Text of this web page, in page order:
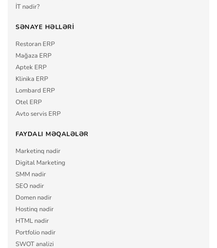
İT nədir?
SƏNAYE HƏLLƏRI
Restoran ERP
Mağaza ERP
Aptek ERP
Klinika ERP
Lombard ERP
Otel ERP
Avto servis ERP
FAYDALI MƏQALƏLƏR
Marketinq nədir
Digital Marketing
SMM nədir
SEO nədir
Domen nədir
Hostinq nədir
HTML nədir
Portfolio nədir
SWOT analizi